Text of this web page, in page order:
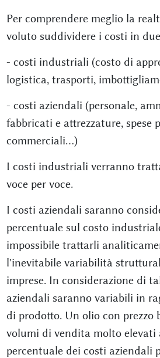
Per comprendere meglio la
voluto suddividere i costi in
- costi industriali (costo di
logistica, trasporti,
- costi aziendali (personale,
fabbricati e attrezzature, spese
commerciali...)
I costi industriali verranno
voce per voce.
I costi aziendali saranno
percentuale sul costo
impossibile trattarli
l'inevitabile variabilità
imprese. In considerazione di
aziendali saranno variabili in
di prodotto. Un olio con prezzo
volumi di vendita molto elevati
percentuale dei costi aziendali